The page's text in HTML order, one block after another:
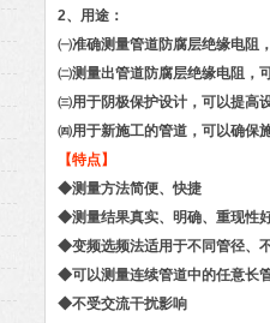
2、用途：
㈠准确测量管道防腐层绝缘电阻
㈡测量出管道防腐层绝缘电阻，
㈢用于阴极保护设计，可以提高
㈣用于新施工的管道，可以确保
【特点】
◆测量方法简便、快捷
◆测量结果真实、明确、重现性
◆变频选频法适用于不同管径、
◆可以测量连续管道中的任意长
◆不受交流干扰影响